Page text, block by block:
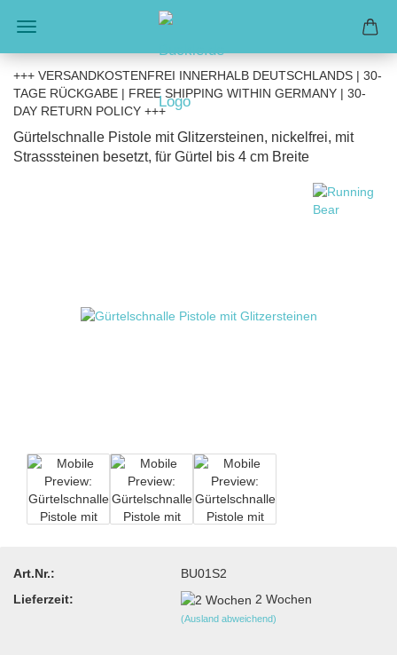
+++ VERSANDKOSTENFREI INNERHALB DEUTSCHLANDS | 30-
TAGE RÜCKGABE | FREE SHIPPING WITHIN GERMANY | 30-
DAY RETURN POLICY +++
Gürtelschnalle Pistole mit Glitzersteinen, nickelfrei, mit
Strasssteinen besetzt, für Gürtel bis 4 cm Breite
Art.Nr.:
BU01S2
Lieferzeit:
2 Wochen
(Ausland abweichend)